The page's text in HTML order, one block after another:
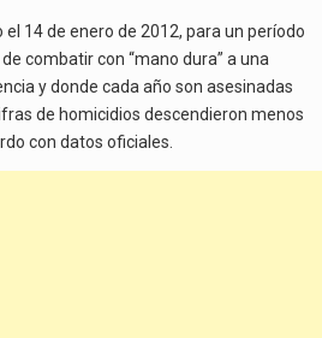
14 de enero de 2012, para un período
combatir con “mano dura” a una
y donde cada año son asesinadas
de homicidios descendieron menos
con datos oficiales.